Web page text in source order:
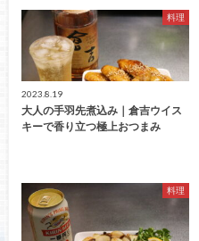
料理
2023.8.19
大人の手羽先煮込み｜倉吉ウイス
キーで香り立つ極上おつまみ
料理